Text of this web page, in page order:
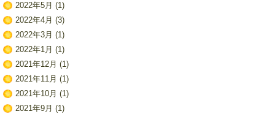
2022年5月 (1)
2022年4月 (3)
2022年3月 (1)
2022年1月 (1)
2021年12月 (1)
2021年11月 (1)
2021年10月 (1)
2021年9月 (1)